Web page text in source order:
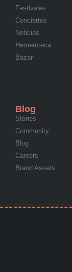
Festivales
Conciertos
Noticias
Hemeroteca
Bazar
Blog
Stories
Community
Blog
Careers
Brand Assets